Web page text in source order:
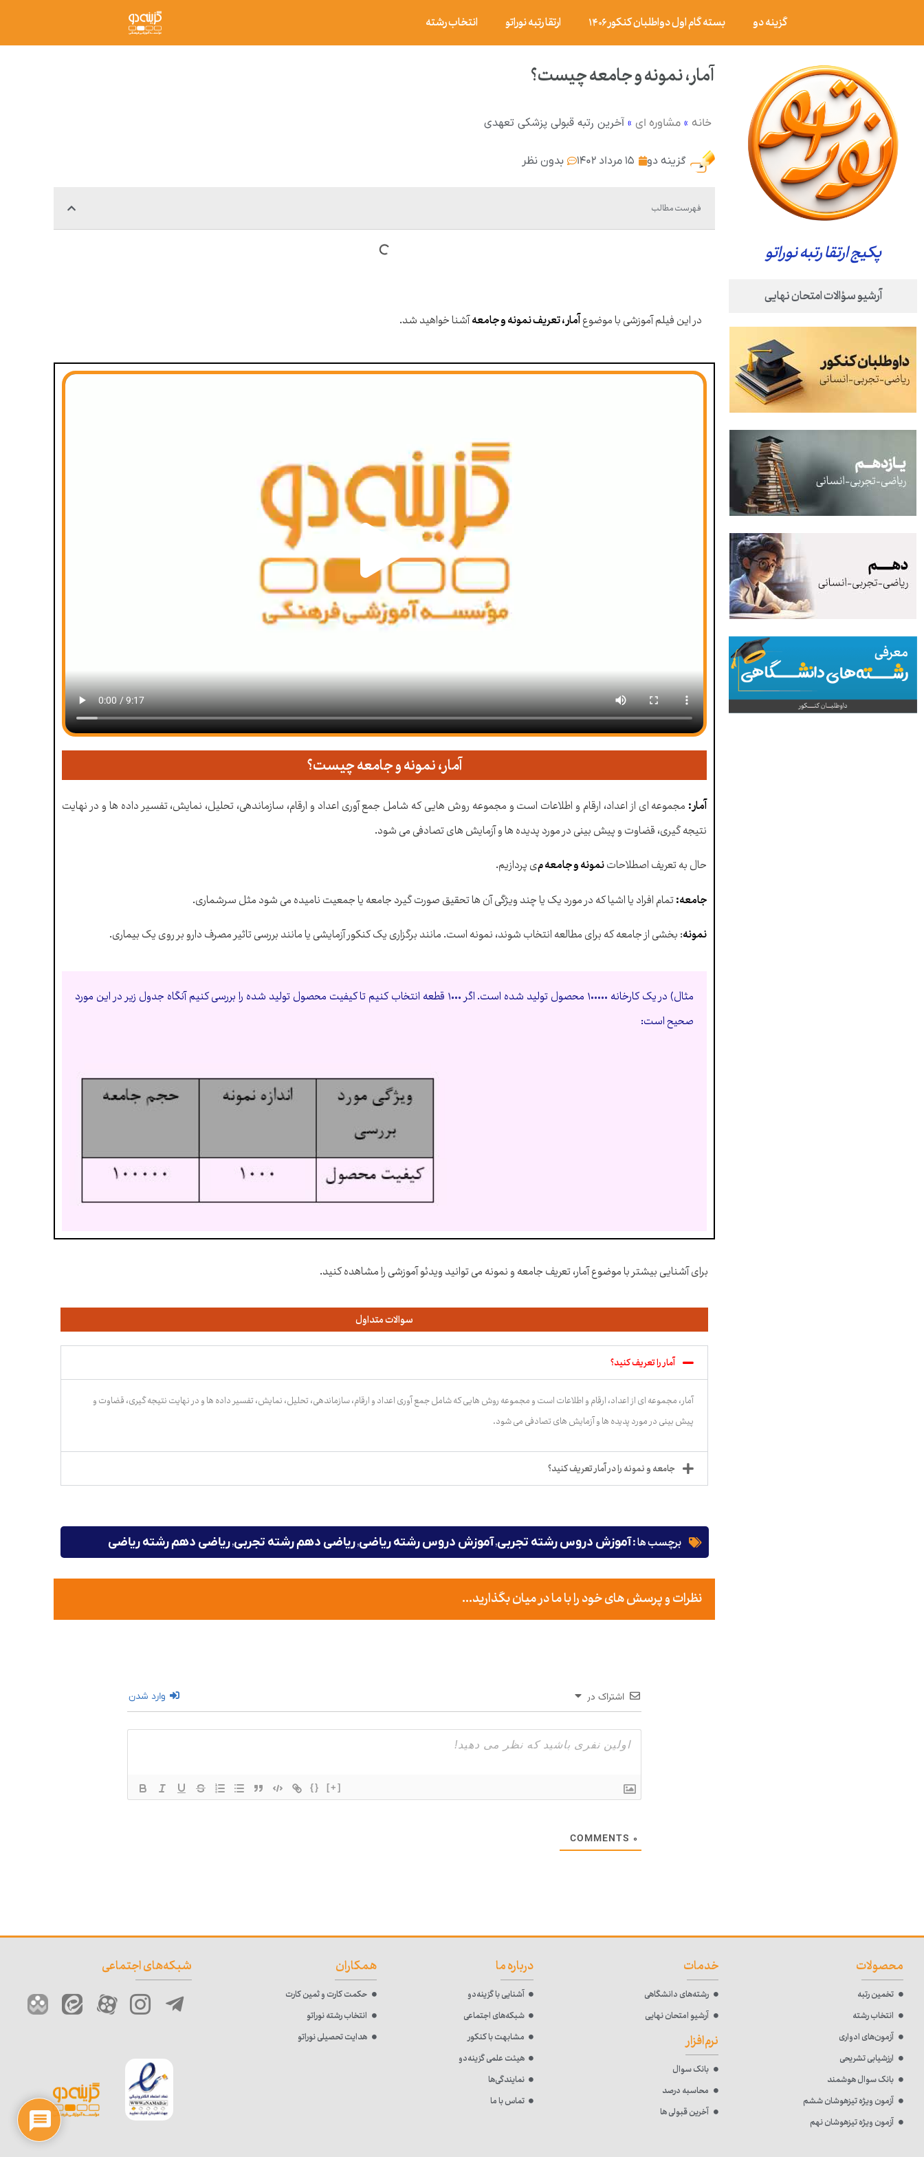
گزینه دو بسته گام اول دواطلبان کنکور ۱۴۰۶ ارتقا رتبه نوراتو انتخاب رشته
پکیج ارتقا رتبه نوراتو
آرشیو سؤالات امتحان نهایی
آمار، نمونه و جامعه چیست؟
خانه » مشاوره ای » آخرین رتبه قبولی پزشکی تعهدی
گزینه دو ۱۵ مرداد ۱۴۰۲ بدون نظر
فهرست مطالب
در این فیلم آموزشی با موضوعآمار، تعریف نمونه و جامعهآشنا خواهید شد.
آمار، نمونه و جامعه چیست؟
آمار:مجموعه ای از اعداد، ارقام و اطلاعات است و مجموعه روش هایی که شامل جمع آوری اعداد و ارقام، سازماندهی، تحلیل، نمایش، تفسیر داده ها و در نهایت
نتیجه گیری، قضاوت و پیش بینی در مورد پدیده ها و آزمایش های تصادفی می شود.
حال به تعریف اصطلاحاتنمونه و جامعه می پردازیم.
جامعه:تمام افراد یا اشیا که در مورد یک یا چند ویژگی آن ها تحقیق صورت گیرد جامعه یا جمعیت نامیده می شود مثل سرشماری.
نمونه: بخشی از جامعه که برای مطالعه انتخاب شوند، نمونه است. مانند برگزاری یک کنکور آزمایشی یا مانند بررسی تاثیر مصرف دارو بر روی یک بیماری.
مثال) در یک کارخانه ۱۰۰۰۰۰ محصول تولید شده است. اگر ۱۰۰۰ قطعه انتخاب کنیم تا کیفیت محصول تولید شده را بررسی کنیم آنگاه جدول زیر در این مورد
صحیح است:
برای آشنایی بیشتر با موضوع آمار، تعریف جامعه و نمونه می توانید ویدئو آموزشی را مشاهده کنید.
سوالات متداول
آمار را تعریف کنید؟
آمار، مجموعه ای از اعداد، ارقام و اطلاعات است و مجموعه روش هایی که شامل جمع آوری اعداد و ارقام، سازماندهی، تحلیل، نمایش، تفسیر داده ها و در نهایت نتیجه گیری، قضاوت و
پیش بینی در مورد پدیده ها و آزمایش های تصادفی می شود.
جامعه و نمونه را در آمار تعریف کنید؟
برچسب ها :آموزش دروس رشته تجربی,آموزش دروس رشته ریاضی,ریاضی دهم رشته تجربی,ریاضی دهم رشته ریاضی
نظرات و پرسش های خود را با ما در میان بگذارید...
اشتراک در وارد شدن
{} [+]
۰
محصولات
تخمین رتبه
انتخاب رشته
آزمون‌های ادواری
ارزشیابی تشریحی
بانک سوال هوشمند
آزمون ویژه تیزهوشان ششم
آزمون ویژه تیزهوشان نهم
خدمات
رشته‌های دانشگاهی
آرشیو امتحان نهایی
نرم‌افزار
بانک سوال
محاسبه درصد
آخرین قبولی ها
درباره ما
آشنایی با گزینه‌دو
شبکه‌های اجتماعی
مشابهت با کنکور
هیئت علمی گزینه‌دو
نمایندگی‌ها
تماس با ما
همکاران
حکمت کارت و ثمین کارت
انتخاب رشته نوراتو
هدایت تحصیلی نوراتو
شبکه‌های اجتماعی